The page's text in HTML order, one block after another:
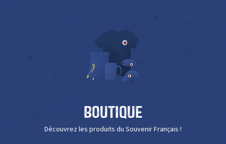
Boutique
Découvrez les produits du Souvenir Français !